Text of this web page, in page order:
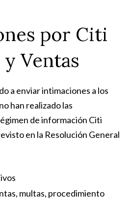
por Citi
Ventas
a enviar intimaciones a los
han realizado las
de información Citi
en la Resolución General
, multas, procedimiento